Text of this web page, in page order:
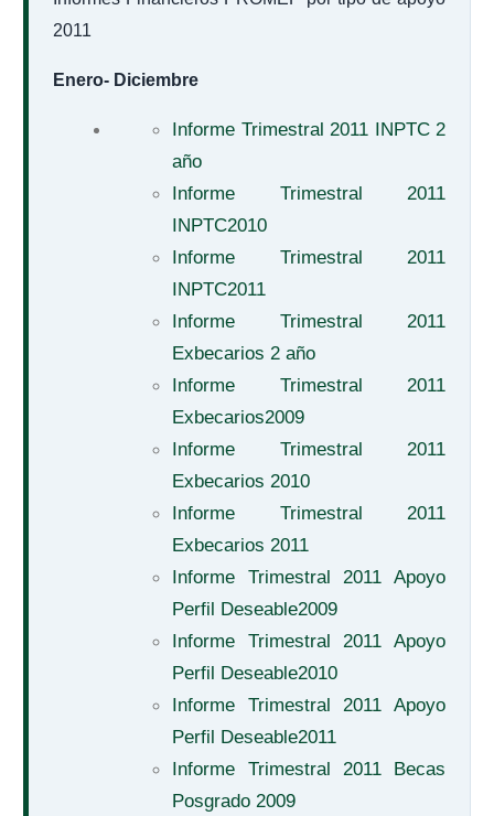
2011
Enero- Diciembre
Informe Trimestral 2011 INPTC 2
año
Informe Trimestral 2011
INPTC2010
Informe Trimestral 2011
INPTC2011
Informe Trimestral 2011
Exbecarios 2 año
Informe Trimestral 2011
Exbecarios2009
Informe Trimestral 2011
Exbecarios 2010
Informe Trimestral 2011
Exbecarios 2011
Informe Trimestral 2011 Apoyo
Perfil Deseable2009
Informe Trimestral 2011 Apoyo
Perfil Deseable2010
Informe Trimestral 2011 Apoyo
Perfil Deseable2011
Informe Trimestral 2011 Becas
Posgrado 2009